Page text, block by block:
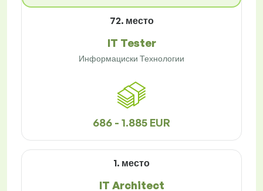
72. место
IT Tester
Информациски Технологии
686 - 1.885 EUR
1. место
IT Architect